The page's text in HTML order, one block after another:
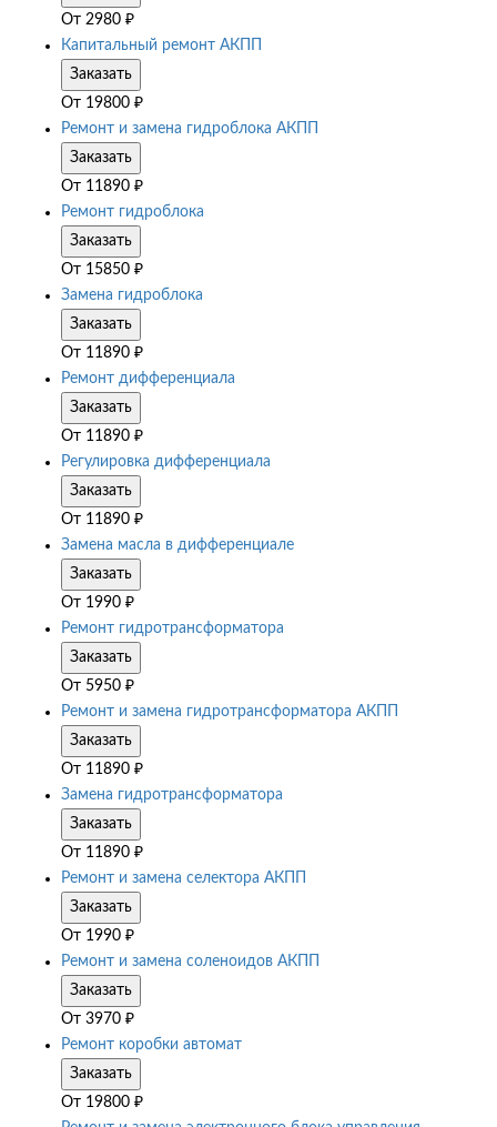
От 2980 ₽
Капитальный ремонт АКПП
Заказать
От 19800 ₽
Ремонт и замена гидроблока АКПП
Заказать
От 11890 ₽
Ремонт гидроблока
Заказать
От 15850 ₽
Замена гидроблока
Заказать
От 11890 ₽
Ремонт дифференциала
Заказать
От 11890 ₽
Регулировка дифференциала
Заказать
От 11890 ₽
Замена масла в дифференциале
Заказать
От 1990 ₽
Ремонт гидротрансформатора
Заказать
От 5950 ₽
Ремонт и замена гидротрансформатора АКПП
Заказать
От 11890 ₽
Замена гидротрансформатора
Заказать
От 11890 ₽
Ремонт и замена селектора АКПП
Заказать
От 1990 ₽
Ремонт и замена соленоидов АКПП
Заказать
От 3970 ₽
Ремонт коробки автомат
Заказать
От 19800 ₽